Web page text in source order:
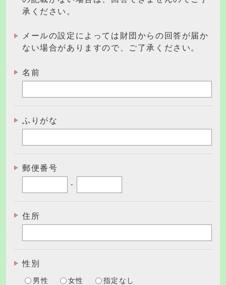
承ください。
メールの設定によっては財団からの回答が届か
ない場合がありますので、ご了承ください。
名前
ふりがな
郵便番号
-
住所
性別
男性 女性 指定なし